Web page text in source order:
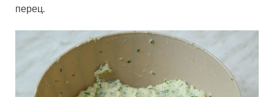
перец.